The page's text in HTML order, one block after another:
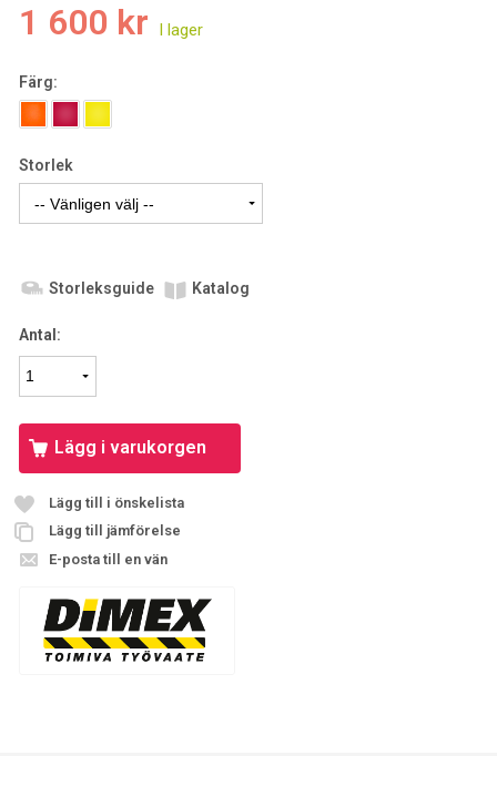
1 600 kr
Färg:
Storlek
Storleksguide Katalog
Antal:
Lägg i varukorgen
Lägg till i önskelista
Lägg till jämförelse
E-posta till en vän